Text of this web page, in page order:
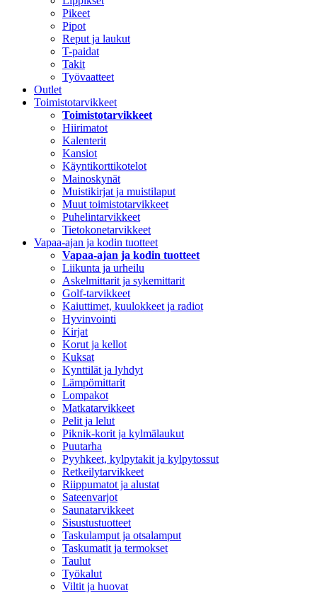
Pikeet
Pipot
Reput ja laukut
T-paidat
Takit
Työvaatteet
Outlet
Toimistotarvikkeet
Toimistotarvikkeet
Hiirimatot
Kalenterit
Kansiot
Käyntikorttikotelot
Mainoskynät
Muistikirjat ja muistilaput
Muut toimistotarvikkeet
Puhelintarvikkeet
Tietokonetarvikkeet
Vapaa-ajan ja kodin tuotteet
Vapaa-ajan ja kodin tuotteet
Liikunta ja urheilu
Askelmittarit ja sykemittarit
Golf-tarvikkeet
Kaiuttimet, kuulokkeet ja radiot
Hyvinvointi
Kirjat
Korut ja kellot
Kuksat
Kynttilät ja lyhdyt
Lämpömittarit
Lompakot
Matkatarvikkeet
Pelit ja lelut
Piknik-korit ja kylmälaukut
Puutarha
Pyyhkeet, kylpytakit ja kylpytossut
Retkeilytarvikkeet
Riippumatot ja alustat
Sateenvarjot
Saunatarvikkeet
Sisustustuotteet
Taskulamput ja otsalamput
Taskumatit ja termokset
Taulut
Työkalut
Viltit ja huovat